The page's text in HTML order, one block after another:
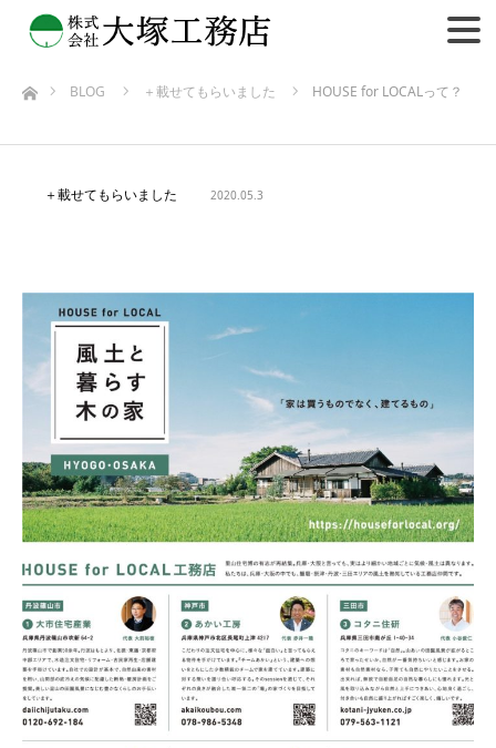
ホームBLOG ＋載せてもらいました HOUSE for LOCALって？
＋載せてもらいました 2020.05.3